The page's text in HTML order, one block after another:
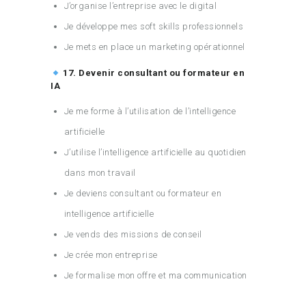
J’organise l’entreprise avec le digital
Je développe mes soft skills professionnels
Je mets en place un marketing opérationnel
17. Devenir consultant ou formateur en
IA
Je me forme à l’utilisation de l’intelligence
artificielle
J’utilise l’intelligence artificielle au quotidien
dans mon travail
Je deviens consultant ou formateur en
intelligence artificielle
Je vends des missions de conseil
Je crée mon entreprise
Je formalise mon offre et ma communication